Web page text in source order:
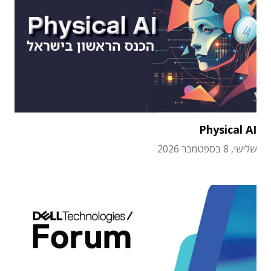
Physical AI
שלישי, 8 בספטמבר 2026